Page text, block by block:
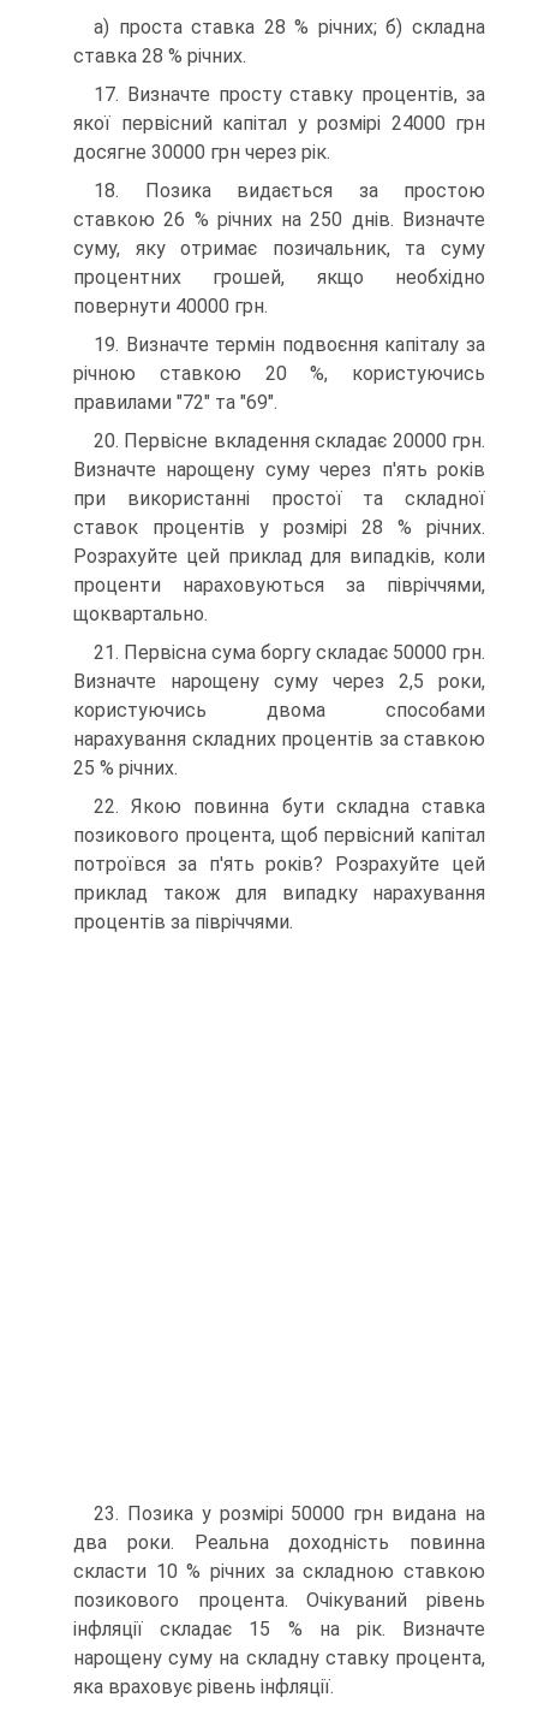
а) проста ставка 28 % річних; б) складна
ставка 28 % річних.
17. Визначте просту ставку процентів, за
якої первісний капітал у розмірі 24000 грн
досягне 30000 грн через рік.
18. Позика видається за простою
ставкою 26 % річних на 250 днів. Визначте
суму, яку отримає позичальник, та суму
процентних грошей, якщо необхідно
повернути 40000 грн.
19. Визначте термін подвоєння капіталу за
річною ставкою 20 %, користуючись
правилами "72" та "69".
20. Первісне вкладення складає 20000 грн.
Визначте нарощену суму через п'ять років
при використанні простої та складної
ставок процентів у розмірі 28 % річних.
Розрахуйте цей приклад для випадків, коли
проценти нараховуються за півріччями,
щоквартально.
21. Первісна сума боргу складає 50000 грн.
Визначте нарощену суму через 2,5 роки,
користуючись двома способами
нарахування складних процентів за ставкою
25 % річних.
22. Якою повинна бути складна ставка
позикового процента, щоб первісний капітал
потроївся за п'ять років? Розрахуйте цей
приклад також для випадку нарахування
процентів за півріччями.
23. Позика у розмірі 50000 грн видана на
два роки. Реальна доходність повинна
скласти 10 % річних за складною ставкою
позикового процента. Очікуваний рівень
інфляції складає 15 % на рік. Визначте
нарощену суму на складну ставку процента,
яка враховує рівень інфляції.